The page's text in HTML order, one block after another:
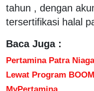
tahun , dengan
tersertifikasi halal
Baca Juga :
Pertamina Patra
Lewat Program
MyPertamina